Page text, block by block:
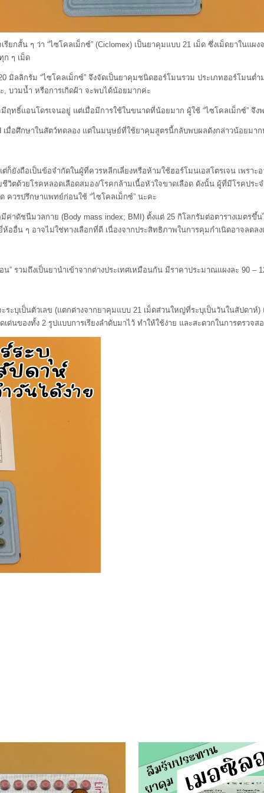
ว่า “ไซโคลเม็กซ์” (Ciclomex) เป็นยาคุมแบบ 21 เม็ด ซึ่งเม็ดยาในแผงจ
ก ๆ เม็ด
ม “ไซโคลเม็กซ์” จึงจัดเป็นยาคุมชนิดฮอร์โมนรวม ประเภทฮอร์โมนต่ำมา
ะ, บวมน้ำ หรือการเกิดฝ้า จะพบได้น้อยมากค่ะ
นโดรเจนอยู่ แต่เมื่อมีการใช้ในขนาดที่น้อยมาก ผู้ใช้ “ไซโคลเม็กซ์” จึงพ
ษาในสัตว์ทดลอง แต่ในมนุษย์ที่ใช้ยาคุมสูตรนี้กลับพบผลดังกล่าวน้อยมากห
นข้อจำกัดในผู้ที่ควรหลีกเลี่ยงหรือห้ามใช้ฮอร์โมนเอสโตรเจน เพราะอาจ
วิตด้วยโรคหลอดเลือดสมอง/โรคกล้ามเนื้อหัวใจขาดเลือด ดังนั้น ผู้ที่มีโรคปร
ควรปรึกษาแพทย์ก่อนใช้ “ไซโคลเม็กซ์” นะคะ
กาย (Body mass index; BMI) ตั้งแต่ 25 กิโลกรัมต่อตารางเมตรขึ้นไป
อื่น ๆ อาจไม่ใช่ทางเลือกที่ดี เนื่องจากประสิทธิภาพในการคุมกำเนิดอาจลดล
ถึงเป็นยานำเข้าจากต่างประเทศเหมือนกัน มีราคาประมาณแผงละ 90 –
นตัวเลข (แตกต่างจากยาคุมแบบ 21 เม็ดส่วนใหญ่ที่ระบุเป็นวันในสัปดาห์) แ
ด่นของทั้ง 2 รูปแบบการเรียงลำดับมาไว้ ทำให้ใช้ง่าย และสะดวกในการตรวจส